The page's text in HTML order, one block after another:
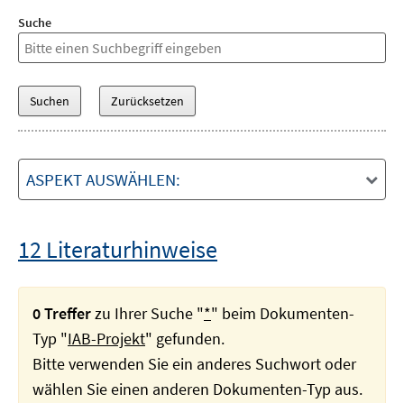
Suche
ASPEKT AUSWÄHLEN:
12 Literaturhinweise
0 Trefferzu Ihrer Suche "*" beim Dokumenten-
Typ "IAB-Projekt" gefunden.
Bitte verwenden Sie ein anderes Suchwort oder
wählen Sie einen anderen Dokumenten-Typ aus.